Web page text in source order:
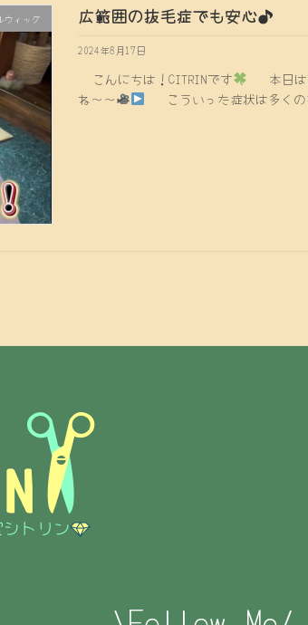
ウィッグ 広範囲の抜毛症でも安心♪
2024年8月17日
こんにちは！CITRINです 本日は
ね〜〜
こういった症状は多く